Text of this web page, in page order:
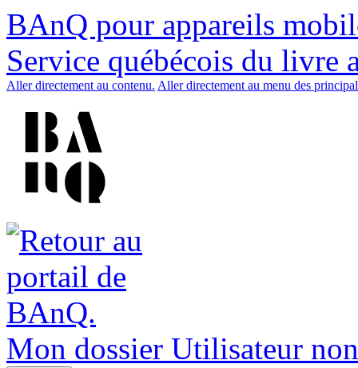
BAnQ pour appareils
Service québécois du livre
Aller directement au contenu. Aller directement au menu des
Mon dossier Utilisateur